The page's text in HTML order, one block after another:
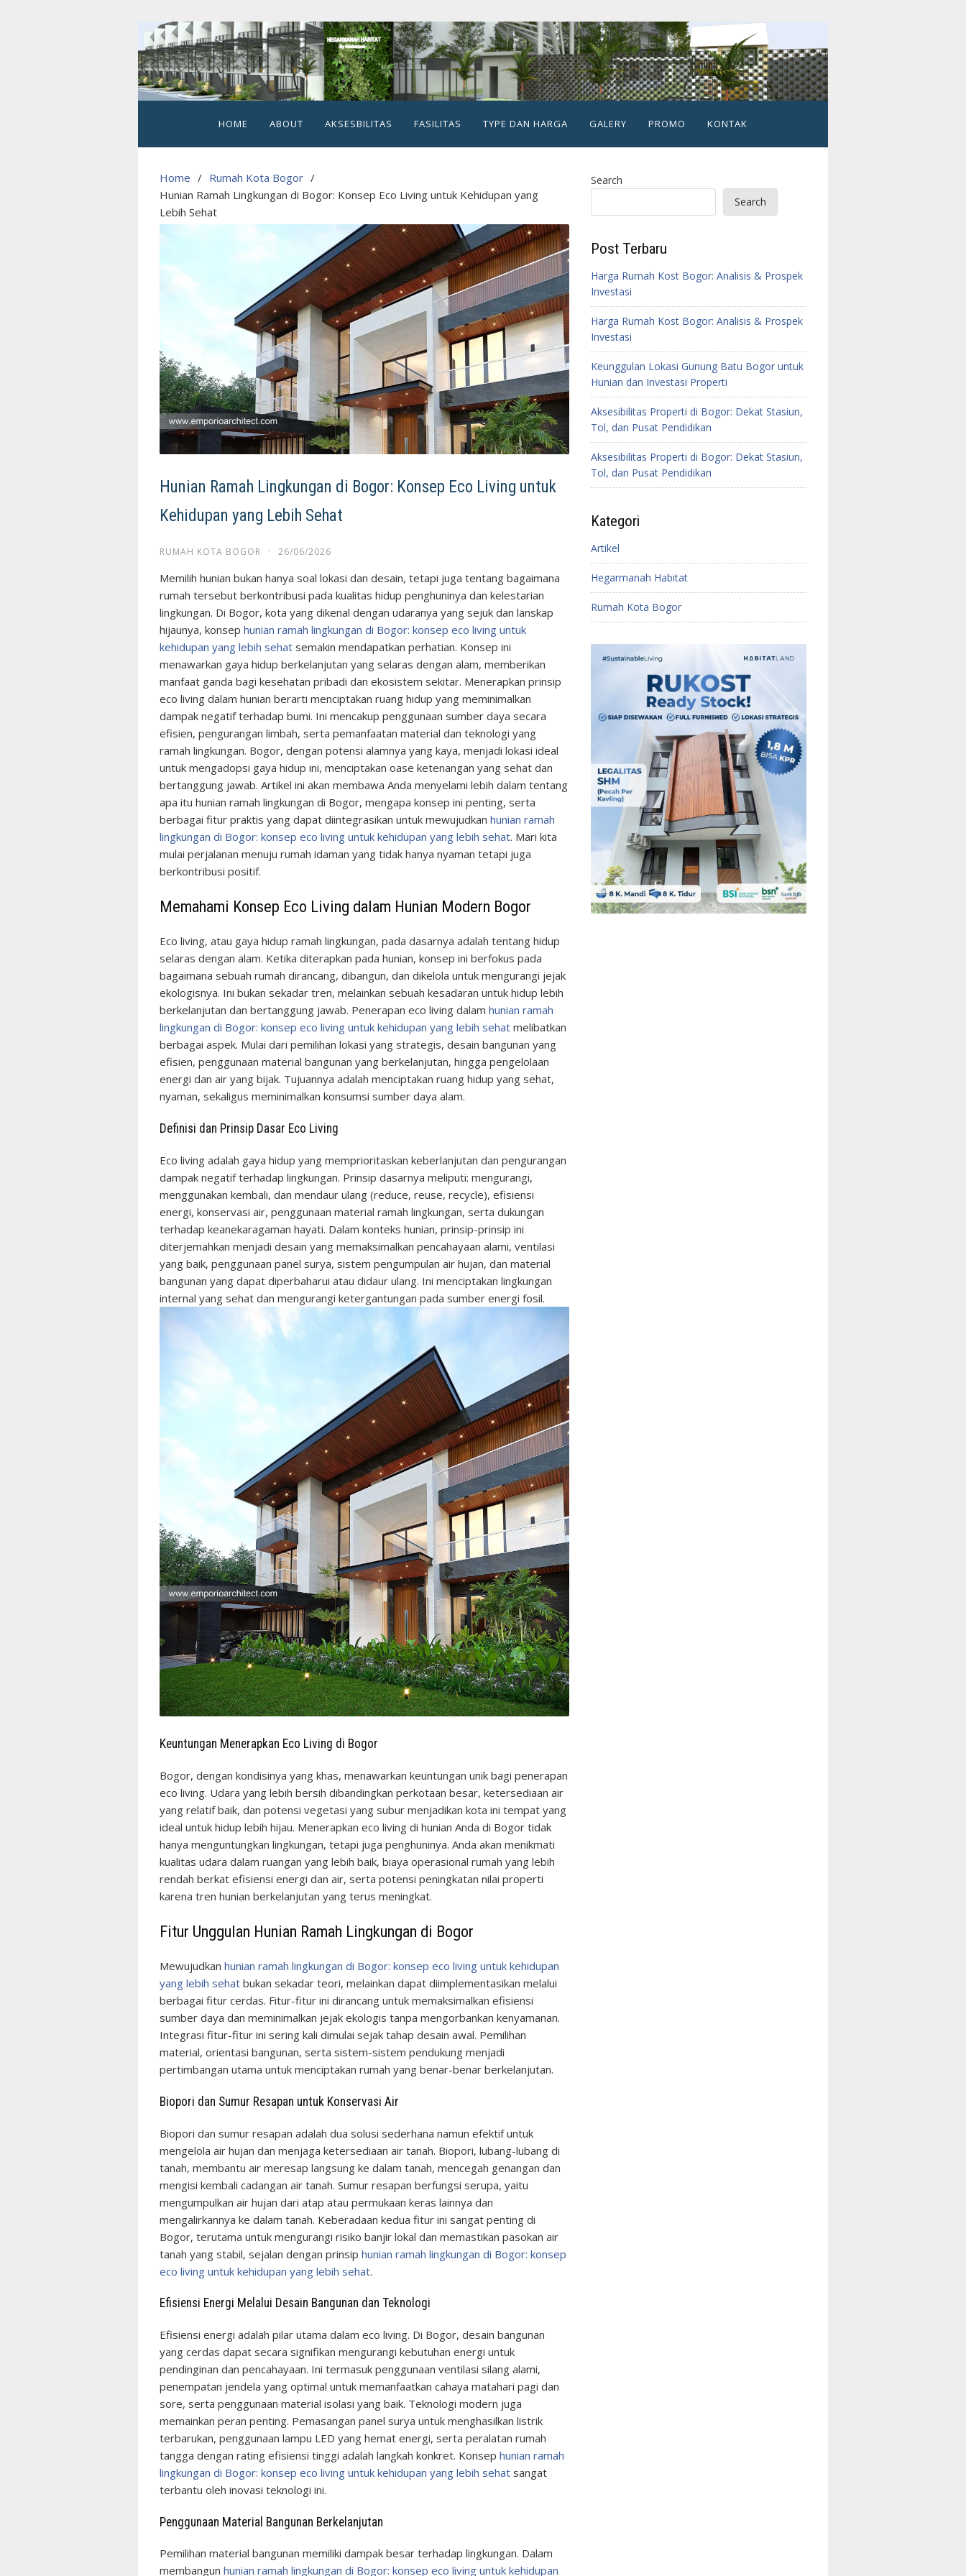
Hegarmanah
Habitat
Strategis
di
Kota
HOME ABOUT AKSESBILITAS FASILITAS TYPE DAN HARGA GALERY PROMO KONTAK
Home
Rumah Kota Bogor
Hunian Ramah Lingkungan di Bogor: Konsep Eco Living untuk Kehidupan yang
Lebih Sehat
Hunian Ramah Lingkungan di Bogor: Konsep Eco Living untuk
Kehidupan yang Lebih Sehat
RUMAH KOTA BOGOR · 26/06/2026
Memilih hunian bukan hanya soal lokasi dan desain, tetapi juga tentang bagaimana
rumah tersebut berkontribusi pada kualitas hidup penghuninya dan kelestarian
lingkungan. Di Bogor, kota yang dikenal dengan udaranya yang sejuk dan lanskap
hijaunya, konsep hunian ramah lingkungan di Bogor: konsep eco living untuk
kehidupan yang lebih sehat semakin mendapatkan perhatian. Konsep ini
menawarkan gaya hidup berkelanjutan yang selaras dengan alam, memberikan
manfaat ganda bagi kesehatan pribadi dan ekosistem sekitar. Menerapkan prinsip
eco living dalam hunian berarti menciptakan ruang hidup yang meminimalkan
dampak negatif terhadap bumi. Ini mencakup penggunaan sumber daya secara
efisien, pengurangan limbah, serta pemanfaatan material dan teknologi yang
ramah lingkungan. Bogor, dengan potensi alamnya yang kaya, menjadi lokasi ideal
untuk mengadopsi gaya hidup ini, menciptakan oase ketenangan yang sehat dan
bertanggung jawab. Artikel ini akan membawa Anda menyelami lebih dalam tentang
apa itu hunian ramah lingkungan di Bogor, mengapa konsep ini penting, serta
berbagai fitur praktis yang dapat diintegrasikan untuk mewujudkan hunian ramah
lingkungan di Bogor: konsep eco living untuk kehidupan yang lebih sehat. Mari kita
mulai perjalanan menuju rumah idaman yang tidak hanya nyaman tetapi juga
berkontribusi positif.
Memahami Konsep Eco Living dalam Hunian Modern Bogor
Eco living, atau gaya hidup ramah lingkungan, pada dasarnya adalah tentang hidup
selaras dengan alam. Ketika diterapkan pada hunian, konsep ini berfokus pada
bagaimana sebuah rumah dirancang, dibangun, dan dikelola untuk mengurangi jejak
ekologisnya. Ini bukan sekadar tren, melainkan sebuah kesadaran untuk hidup lebih
berkelanjutan dan bertanggung jawab. Penerapan eco living dalam hunian ramah
lingkungan di Bogor: konsep eco living untuk kehidupan yang lebih sehat melibatkan
berbagai aspek. Mulai dari pemilihan lokasi yang strategis, desain bangunan yang
efisien, penggunaan material bangunan yang berkelanjutan, hingga pengelolaan
energi dan air yang bijak. Tujuannya adalah menciptakan ruang hidup yang sehat,
nyaman, sekaligus meminimalkan konsumsi sumber daya alam.
Definisi dan Prinsip Dasar Eco Living
Eco living adalah gaya hidup yang memprioritaskan keberlanjutan dan pengurangan
dampak negatif terhadap lingkungan. Prinsip dasarnya meliputi: mengurangi,
menggunakan kembali, dan mendaur ulang (reduce, reuse, recycle), efisiensi
energi, konservasi air, penggunaan material ramah lingkungan, serta dukungan
terhadap keanekaragaman hayati. Dalam konteks hunian, prinsip-prinsip ini
diterjemahkan menjadi desain yang memaksimalkan pencahayaan alami, ventilasi
yang baik, penggunaan panel surya, sistem pengumpulan air hujan, dan material
bangunan yang dapat diperbaharui atau didaur ulang. Ini menciptakan lingkungan
internal yang sehat dan mengurangi ketergantungan pada sumber energi fosil.
Keuntungan Menerapkan Eco Living di Bogor
Bogor, dengan kondisinya yang khas, menawarkan keuntungan unik bagi penerapan
eco living. Udara yang lebih bersih dibandingkan perkotaan besar, ketersediaan air
yang relatif baik, dan potensi vegetasi yang subur menjadikan kota ini tempat yang
ideal untuk hidup lebih hijau. Menerapkan eco living di hunian Anda di Bogor tidak
hanya menguntungkan lingkungan, tetapi juga penghuninya. Anda akan menikmati
kualitas udara dalam ruangan yang lebih baik, biaya operasional rumah yang lebih
rendah berkat efisiensi energi dan air, serta potensi peningkatan nilai properti
karena tren hunian berkelanjutan yang terus meningkat.
Fitur Unggulan Hunian Ramah Lingkungan di Bogor
Mewujudkan hunian ramah lingkungan di Bogor: konsep eco living untuk kehidupan
yang lebih sehat bukan sekadar teori, melainkan dapat diimplementasikan melalui
berbagai fitur cerdas. Fitur-fitur ini dirancang untuk memaksimalkan efisiensi
sumber daya dan meminimalkan jejak ekologis tanpa mengorbankan kenyamanan.
Integrasi fitur-fitur ini sering kali dimulai sejak tahap desain awal. Pemilihan
material, orientasi bangunan, serta sistem-sistem pendukung menjadi
pertimbangan utama untuk menciptakan rumah yang benar-benar berkelanjutan.
Biopori dan Sumur Resapan untuk Konservasi Air
Biopori dan sumur resapan adalah dua solusi sederhana namun efektif untuk
mengelola air hujan dan menjaga ketersediaan air tanah. Biopori, lubang-lubang di
tanah, membantu air meresap langsung ke dalam tanah, mencegah genangan dan
mengisi kembali cadangan air tanah. Sumur resapan berfungsi serupa, yaitu
mengumpulkan air hujan dari atap atau permukaan keras lainnya dan
mengalirkannya ke dalam tanah. Keberadaan kedua fitur ini sangat penting di
Bogor, terutama untuk mengurangi risiko banjir lokal dan memastikan pasokan air
tanah yang stabil, sejalan dengan prinsip hunian ramah lingkungan di Bogor: konsep
eco living untuk kehidupan yang lebih sehat.
Efisiensi Energi Melalui Desain Bangunan dan Teknologi
Efisiensi energi adalah pilar utama dalam eco living. Di Bogor, desain bangunan
yang cerdas dapat secara signifikan mengurangi kebutuhan energi untuk
pendinginan dan pencahayaan. Ini termasuk penggunaan ventilasi silang alami,
penempatan jendela yang optimal untuk memanfaatkan cahaya matahari pagi dan
sore, serta penggunaan material isolasi yang baik. Teknologi modern juga
memainkan peran penting. Pemasangan panel surya untuk menghasilkan listrik
terbarukan, penggunaan lampu LED yang hemat energi, serta peralatan rumah
tangga dengan rating efisiensi tinggi adalah langkah konkret. Konsep hunian ramah
lingkungan di Bogor: konsep eco living untuk kehidupan yang lebih sehat sangat
terbantu oleh inovasi teknologi ini.
Penggunaan Material Bangunan Berkelanjutan
Pemilihan material bangunan memiliki dampak besar terhadap lingkungan. Dalam
membangun hunian ramah lingkungan di Bogor: konsep eco living untuk kehidupan
Search
Search
Post Terbaru
Harga Rumah Kost Bogor: Analisis & Prospek
Investasi
Harga Rumah Kost Bogor: Analisis & Prospek
Investasi
Keunggulan Lokasi Gunung Batu Bogor untuk
Hunian dan Investasi Properti
Aksesibilitas Properti di Bogor: Dekat Stasiun,
Tol, dan Pusat Pendidikan
Aksesibilitas Properti di Bogor: Dekat Stasiun,
Tol, dan Pusat Pendidikan
Kategori
Artikel
Hegarmanah Habitat
Rumah Kota Bogor